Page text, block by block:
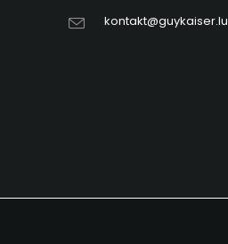
kontakt@guykaiser.lu